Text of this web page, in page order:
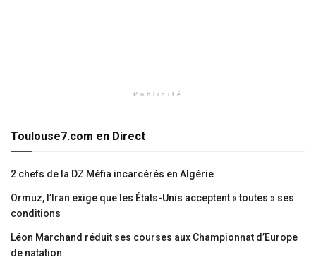
Publicité
Toulouse7.com en Direct
2 chefs de la DZ Méfia incarcérés en Algérie
Ormuz, l’Iran exige que les États-Unis acceptent « toutes » ses
conditions
Léon Marchand réduit ses courses aux Championnat d’Europe
de natation